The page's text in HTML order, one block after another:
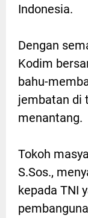
Indonesia.
Dengan
Kodim
bahu-
jembatan di
menantang.
Tokoh
S.Sos.,
kepada TNI